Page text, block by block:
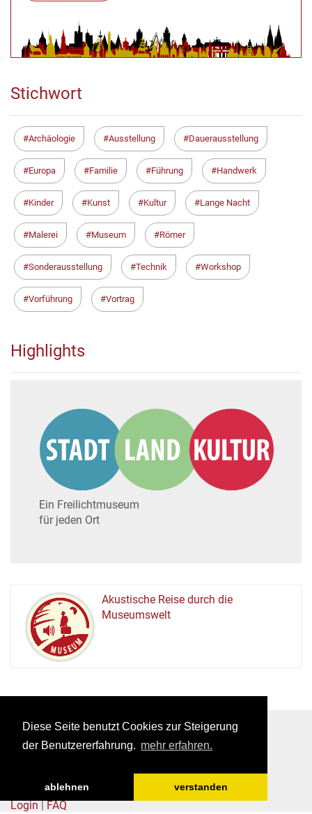
Diese Seite benutzt Cookies zur Steigerung
der Benutzererfahrung. mehr erfahren.
ablehnen verstanden
Stichwort
Archäologie Ausstellung Dauerausstellung
Europa Familie Führung Handwerk
Kinder Kunst Kultur Lange Nacht
Malerei Museum Römer
Sonderausstellung Technik Workshop
Vorführung Vortrag
Highlights
Ein Freilichtmuseum
für jeden Ort
MUSEUM
Akustische Reise durch die
Museumswelt
|
Login|FAQ